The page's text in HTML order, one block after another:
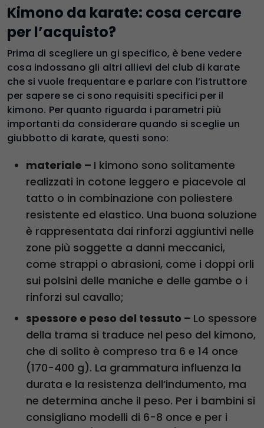
Kimono da karate: cosa cercare
per l’acquisto?
Prima di scegliere un gi specifico, è bene vedere
cosa indossano gli altri allievi del club di karate
che si vuole frequentare e parlare con l’istruttore
per sapere se ci sono requisiti specifici per il
kimono. Per quanto riguarda i parametri più
importanti da considerare quando si sceglie un
giubbotto di karate, questi sono:
materiale – I kimono sono solitamente
realizzati in cotone leggero e piacevole al
tatto o in combinazione con poliestere
resistente ed elastico. Una buona soluzione
è rappresentata dai rinforzi aggiuntivi nelle
zone più soggette a danni meccanici,
come strappi o abrasioni, come i doppi orli
sui polsini delle maniche e delle gambe o i
rinforzi sul cavallo;
spessore e peso del tessuto – Lo spessore
della trama si traduce nel peso del kimono,
che di solito è compreso tra 6 e 14 once
(170-400 g). La grammatura influenza la
durata e la resistenza dell’indumento, ma
ne determina anche il peso. Per i bambini si
consigliano modelli di 6-8 once e per i